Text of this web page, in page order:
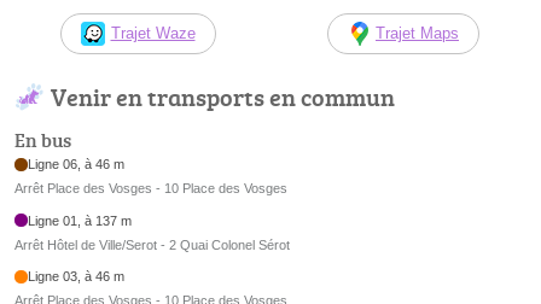
Trajet Waze Trajet Maps
Venir en transports en commun
En bus
Ligne 06, à 46 m
Arrêt Place des Vosges - 10 Place des Vosges
Ligne 01, à 137 m
Arrêt Hôtel de Ville/Serot - 2 Quai Colonel Sérot
Ligne 03, à 46 m
Arrêt Place des Vosges - 10 Place des Vosges